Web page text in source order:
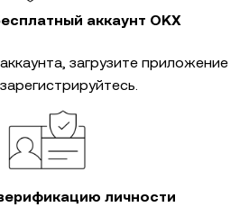
аккаунт OKX
загрузите приложение
личности